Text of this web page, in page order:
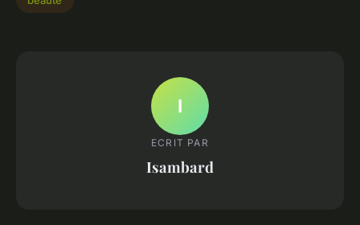
I
ECRIT PAR
Isambard